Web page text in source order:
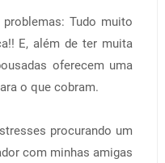
Tudo muito
E, além de ter muita
oferecem uma
o que cobram.
procurando um
com minhas amigas